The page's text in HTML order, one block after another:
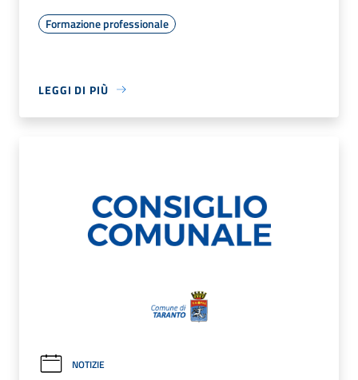
Formazione professionale
LEGGI DI PIÙ
NOTIZIE